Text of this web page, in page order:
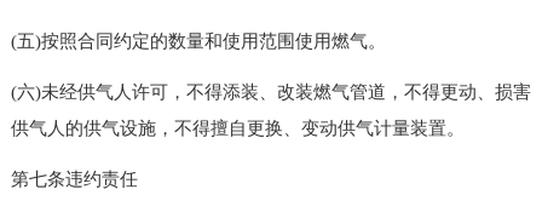
(五)按照合同约定的数量和使用范围使用燃气。
(六)未经供气人许可，不得添装、改装燃气管道，不得更动、损害
供气人的供气设施，不得擅自更换、变动供气计量装置。
第七条违约责任